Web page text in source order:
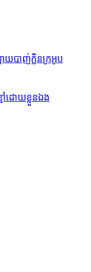
ាយបាញ់ក្លិនក្រអូប
ៅ​ដោយ​ខ្លួន​ឯង